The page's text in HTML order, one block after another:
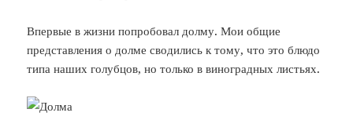
Впервые в жизни попробовал долму. Мои общие
представления о долме сводились к тому, что это блюдо
типа наших голубцов, но только в виноградных листьях.